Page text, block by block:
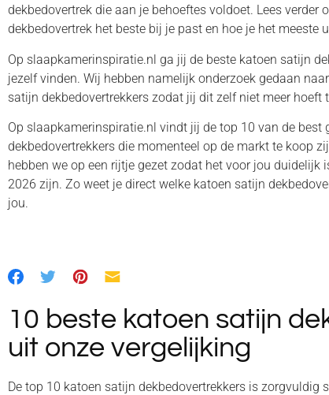
dekbedovertrek die aan je behoeftes voldoet. Lees verder
dekbedovertrek het beste bij je past en hoe je het meeste
Op slaapkamerinspiratie.nl ga jij de beste katoen satijn
jezelf vinden. Wij hebben namelijk onderzoek gedaan
satijn dekbedovertrekkers zodat jij dit zelf niet meer hoeft
Op slaapkamerinspiratie.nl vindt jij de top 10 van de best
dekbedovertrekkers die momenteel op de markt te koop
hebben we op een rijtje gezet zodat het voor jou duidelijk
2026 zijn. Zo weet je direct welke katoen satijn
jou.
10 beste katoen satijn
uit onze vergelijking
De top 10 katoen satijn dekbedovertrekkers is zorgvuldig